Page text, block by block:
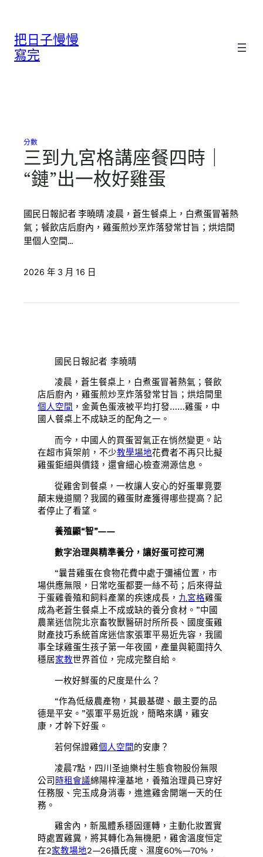
把日子慢慢
寫完
分數
三到九宮格講座餐四時｜
“鏈”出一枚好雞蛋
國民日報記者 李曉晴 凌晨，蒼生餐桌上，白煮蛋冒著熱
氣；餐飲店后廚內，雞蛋煎炒烹炸落發常甘旨；烘焙間
里個人空間…
2026 年 3 月 16 日
國民日報記者 李曉晴
凌晨，蒼生餐桌上，白煮蛋冒著熱氣；餐飲
店后廚內，雞蛋煎炒烹炸落發常甘旨；烘焙間里
個人空間 ，金黃色蛋液被平均打發……雞蛋，中
國人餐桌上不成缺乏的配角之一。
而今，中國人的買蛋習氣正在悄然變更。站
在超市貨架前，不少教學場地花費者不再只比擬
雞蛋鉅細與價錢，還會細心檢查溯源信息。
從雞舍到餐桌，一枚讓人安心的好蛋畢竟要
顛末幾道關？我國的雞蛋財產獲得哪些提高？記
者停止了看望。
養殖顯“智”——
數字治理與精準養分，讓好蛋可控可溯
“曩昔雞蛋在食物花費中處于彌補位置，市
場供應無限，日常吃蛋都要一絲不苟；后來得益
于蛋雞養殖和飼料產業的疾速成長， 九宮格雞蛋
成為老蒼生餐桌上不成或缺的養分食材。”中國
農業迷信院北京畜牧獸醫研討所所長、國度蛋雞
財產技巧系統首席迷信家張軍平易近先容，我國
事全球雞蛋生孩子第一年夜國，產量與範圍持久
穩居家教世界首位，完成完整自給。
一枚好鮮蛋的尺度是什么？
“作為低級農產物，其最基礎、最主要的品
德是平安。”張軍平易近說，簡略來講，雞安
康，才幹下好蛋。
若何保證雞個人空間的安康？
凌晨7點，四川圣迪樂村生態食物股份無限
公司 時租會議綿陽梓潼基地，養殖治理員已穿好
任務服、完玉成身消毒，進進雞舍開端一天的任
務。
雞舍內，新風體系穩固運轉，主動化妝置實
時處置雞糞，將其轉化為無機肥，雞舍溫度恒定
在2家教場地2—26攝氏度、濕度60%—70%，